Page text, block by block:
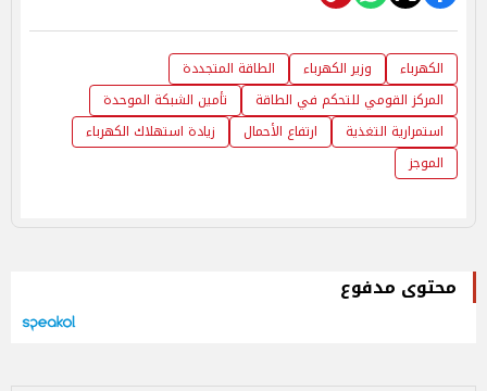
الكهرباء وزير الكهرباء
الطاقة المتجددة
المركز القومي للتحكم في الطاقة
تأمين الشبكة الموحدة
استمرارية التغذية
ارتفاع الأحمال
زيادة استهلاك الكهرباء
الموجز
محتوى مدفوع